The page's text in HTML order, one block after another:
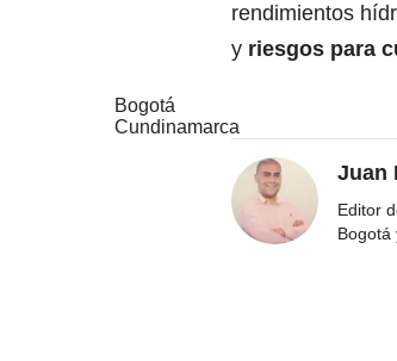
rendimientos
y riesgos para
Bogotá
Cundinamarca
Juan
Editor
Bogotá